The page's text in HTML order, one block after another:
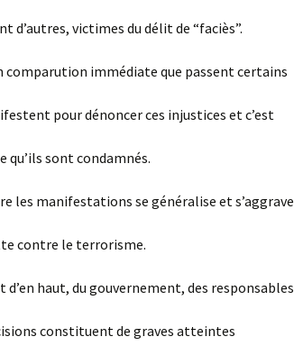
d’autres, victimes du délit de “faciès”.
comparution immédiate que passent certains
pour dénoncer ces injustices et c’est
qu’ils sont condamnés.
les manifestations se généralise et s’aggrave
contre le terrorisme.
d’en haut, du gouvernement, des responsables
constituent de graves atteintes